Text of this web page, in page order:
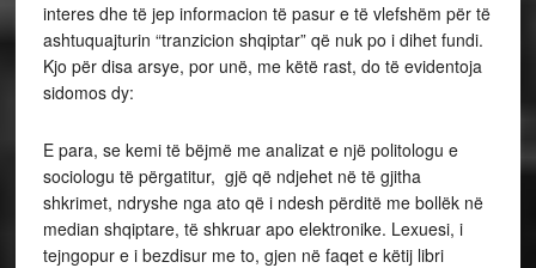
interes dhe të jep informacion të pasur e të vlefshëm për të
ashtuquajturin “tranzicion shqiptar” që nuk po i dihet fundi.
Kjo për disa arsye, por unë, me këtë rast, do të evidentoja
sidomos dy:
E para, se kemi të bëjmë me analizat e një politologu e
sociologu të përgatitur, gjë që ndjehet në të gjitha
shkrimet, ndryshe nga ato që i ndesh përditë me bollëk në
median shqiptare, të shkruar apo elektronike. Lexuesi, i
tejngopur e i bezdisur me to, gjen në faqet e këtij libri